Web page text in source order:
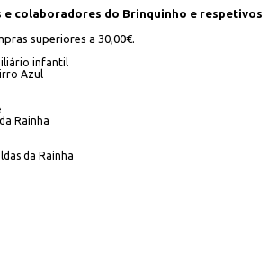
e colaboradores do Brinquinho e respetivos
superiores a 30,00€.
infantil
Azul
Rainha
da Rainha